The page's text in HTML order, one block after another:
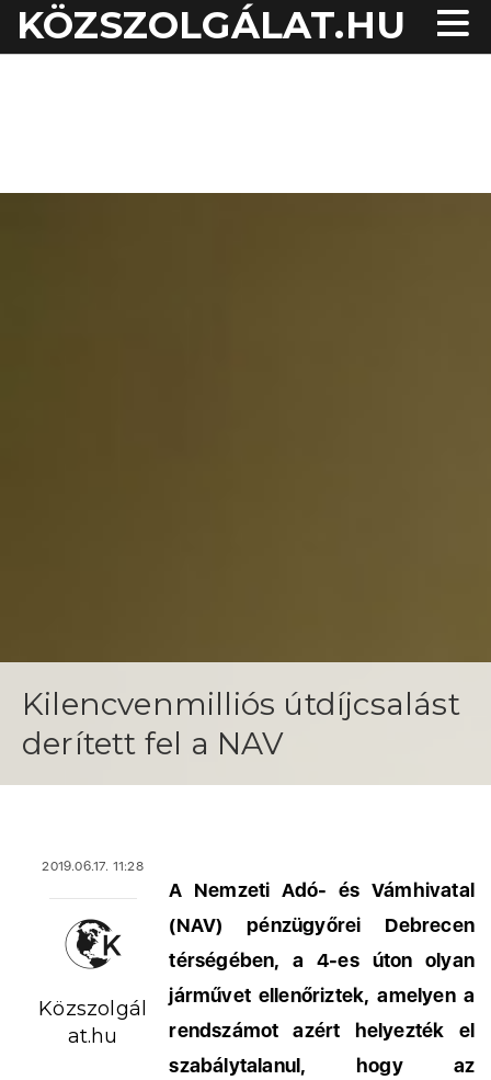
KÖZSZOLGÁLAT.HU
Kilencvenmilliós útdíjcsalást
derített fel a NAV
2019.06.17. 11:28
Közszolgál
at.hu
A Nemzeti Adó- és Vámhivatal
(NAV) pénzügyőrei Debrecen
térségében, a 4-es úton olyan
járművet ellenőriztek, amelyen a
rendszámot azért helyezték el
szabálytalanul, hogy az